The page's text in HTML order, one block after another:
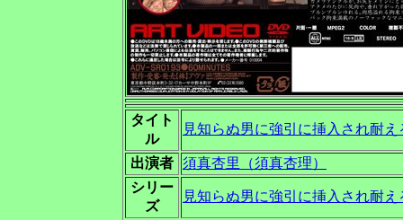
タイト
ル
見知らぬ男に強引に挿入され耐
出演者 須真杏里（須真杏理）
シリー
ズ
見知らぬ男に強引に挿入され耐え